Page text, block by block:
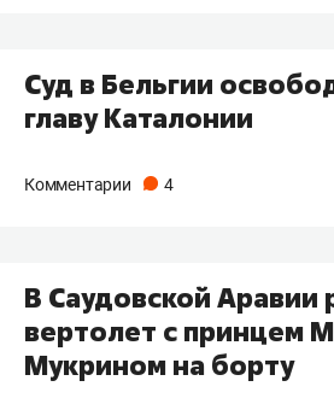
Суд в Бельгии
главу Каталонии
Комментарии 4
В Саудовской Аравии
вертолет c принцем
Мукрином на борту